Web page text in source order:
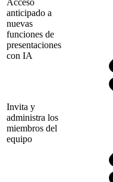
anticipado a
nuevas
funciones de
presentaciones
con IA
Invita y
administra los
miembros del
equipo